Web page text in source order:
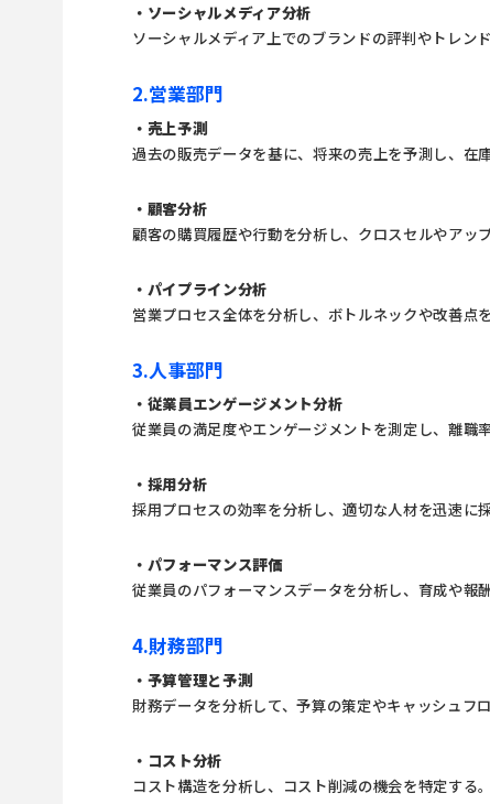
・ソーシャルメディア分析
ソーシャルメディア上でのブランドの評判やトレンド
2.営業部門
・売上予測
過去の販売データを基に、将来の売上を予測し、在
・顧客分析
顧客の購買履歴や行動を分析し、クロスセルやアッ
・パイプライン分析
営業プロセス全体を分析し、ボトルネックや改善点
3.人事部門
・従業員エンゲージメント分析
従業員の満足度やエンゲージメントを測定し、離職
・採用分析
採用プロセスの効率を分析し、適切な人材を迅速に
・パフォーマンス評価
従業員のパフォーマンスデータを分析し、育成や報
4.財務部門
・予算管理と予測
財務データを分析して、予算の策定やキャッシュフ
・コスト分析
コスト構造を分析し、コスト削減の機会を特定する。